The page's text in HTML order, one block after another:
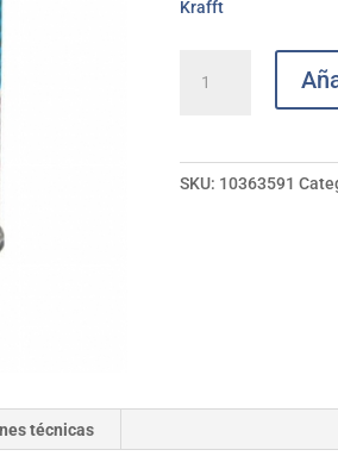
Krafft
relleno
SKU: 10363591
técnicas